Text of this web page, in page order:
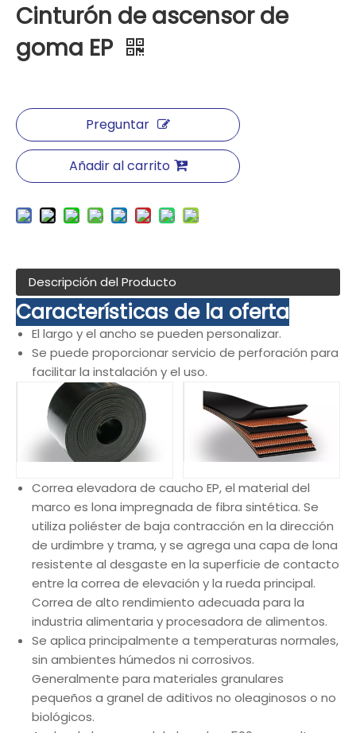
Cinturón de ascensor de
goma EP
Preguntar
Añadir al carrito
Descripción del Producto
Características de la oferta
El largo y el ancho se pueden personalizar.
Se puede proporcionar servicio de perforación para
facilitar la instalación y el uso.
Correa elevadora de caucho EP, el material del
marco es lona impregnada de fibra sintética. Se
utiliza poliéster de baja contracción en la dirección
de urdimbre y trama, y ​​se agrega una capa de lona
resistente al desgaste en la superficie de contacto
entre la correa de elevación y la rueda principal.
Correa de alto rendimiento adecuada para la
industria alimentaria y procesadora de alimentos.
Se aplica principalmente a temperaturas normales,
sin ambientes húmedos ni corrosivos.
Generalmente para materiales granulares
pequeños a granel de aditivos no oleaginosos o no
biológicos.